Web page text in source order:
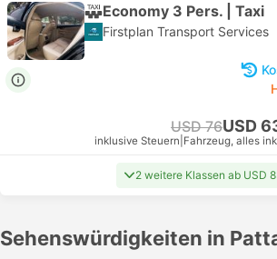
Economy 3 Pers. | Taxi
Firstplan Transport Services
USD 76USD
inklusive Steuern Fahrzeug, alles
2 weitere Klassen ab USD
Sehenswürdigkeiten in